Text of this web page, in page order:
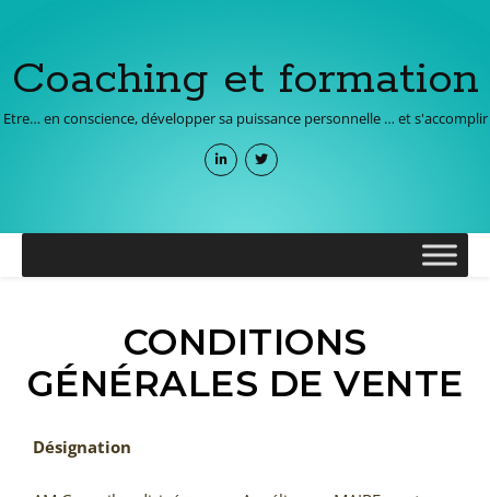
Coaching et formation
Etre… en conscience, développer sa puissance personnelle … et s'accomplir
CONDITIONS
GÉNÉRALES DE VENTE
Désignation